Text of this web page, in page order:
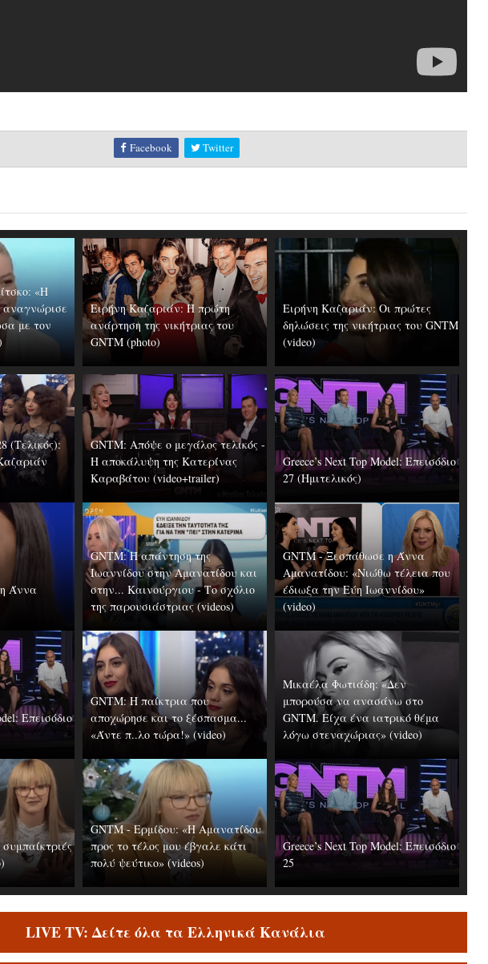
Facebook Twitter
«Η
αναγνώρισε
με τον
Ειρήνη Καζαριάν: Η πρώτη
ανάρτηση της νικήτριας του
GNTM (photo)
Ειρήνη Καζαριάν: Οι πρώτες
δηλώσεις της νικήτριας του GNTM
(video)
(Τελικός):
GNTM: Απόψε ο μεγάλος τελικός -
Η αποκάλυψη της Κατερίνας
Καραβάτου (video+trailer)
Greece’s Next Top Model: Επεισόδιο
27 (Ημιτελικός)
Άννα
GNTM: Η απάντηση της
Ιωαννίδου στην Αμανατίδου και
στην... Καινούργιου - Το σχόλιο
της παρουσιάστριας (videos)
GNTM - Ξεσπάθωσε η Άννα
Αμανατίδου: «Νιώθω τέλεια που
έδιωξα την Εύη Ιωαννίδου»
(video)
Επεισόδιο
GNTM: Η παίκτρια που
αποχώρησε και το ξέσπασμα...
«Άντε π..λο τώρα!» (video)
Μικαέλα Φωτιάδη: «Δεν
μπορούσα να ανασάνω στο
GNTM. Είχα ένα ιατρικό θέμα
λόγω στεναχώριας» (video)
GNTM - Ερμίδου: «Η Αμανατίδου
προς το τέλος μου έβγαλε κάτι
πολύ ψεύτικο» (videos)
Greece’s Next Top Model: Επεισόδιο
25
LIVE TV: Δείτε όλα τα Ελληνικά Κανάλια